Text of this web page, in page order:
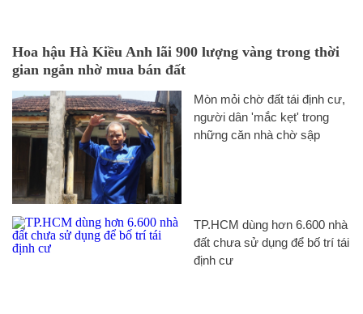
Hoa hậu Hà Kiều Anh lãi 900 lượng vàng trong thời
gian ngắn nhờ mua bán đất
Mòn mỏi chờ đất tái định cư,
người dân 'mắc kẹt' trong
những căn nhà chờ sập
TP.HCM dùng hơn 6.600 nhà
đất chưa sử dụng để bố trí tái
định cư